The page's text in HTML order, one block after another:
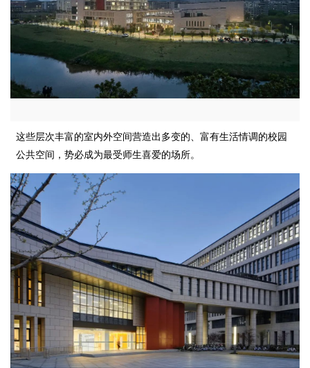
这些层次丰富的室内外空间营造出多变的、富有生活情调的校园
公共空间，势必成为最受师生喜爱的场所。